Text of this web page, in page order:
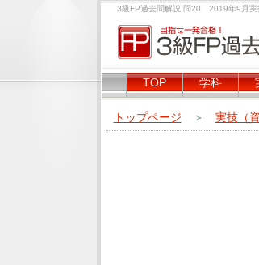
3級FP過去問解説 問20 2019年9月実
TOP 学科
トップページ ＞ 実技（